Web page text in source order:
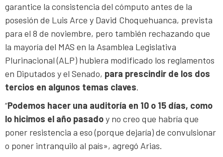
garantice la consistencia del cómputo antes de la
posesión de Luis Arce y David Choquehuanca, prevista
para el 8 de noviembre, pero también rechazando que
la mayoría del MAS en la Asamblea Legislativa
Plurinacional (ALP) hubiera modificado los reglamentos
en Diputados y el Senado, para prescindir de los dos
tercios en algunos temas claves.
“Podemos hacer una auditoría en 10 o 15 días, como
lo hicimos el año pasadoy no creo que habría que
poner resistencia a eso (porque dejaría) de convulsionar
o poner intranquilo al país», agregó Arias.